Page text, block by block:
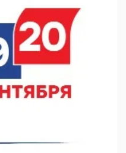
отбора на фестиваль